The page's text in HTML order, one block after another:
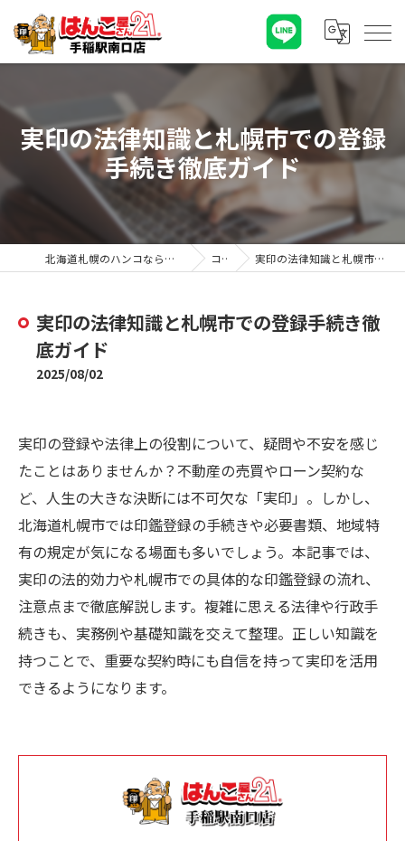
実印の法律知識と札幌市での登録
手続き徹底ガイド
北海道札幌のハンコならはんこ屋さん21手稲駅南口店 コラム 実印の法律知識と札幌市での登録手続き徹底ガイド
実印の法律知識と札幌市での登録手続き徹
底ガイド
2025/08/02
実印の登録や法律上の役割について、疑問や不安を感じ
たことはありませんか？不動産の売買やローン契約な
ど、人生の大きな決断には不可欠な「実印」。しかし、
北海道札幌市では印鑑登録の手続きや必要書類、地域特
有の規定が気になる場面も多いでしょう。本記事では、
実印の法的効力や札幌市での具体的な印鑑登録の流れ、
注意点まで徹底解説します。複雑に思える法律や行政手
続きも、実務例や基礎知識を交えて整理。正しい知識を
持つことで、重要な契約時にも自信を持って実印を活用
できるようになります。